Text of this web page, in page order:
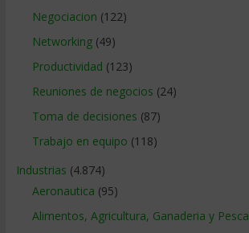
Negociacion (122)
Networking(49)
Productividad (123)
Reuniones de negocios (24)
Toma de decisiones (87)
Trabajo en equipo (118)
Industrias (4.874)
Aeronautica (95)
Alimentos, Agricultura, Ganaderia y Pesca